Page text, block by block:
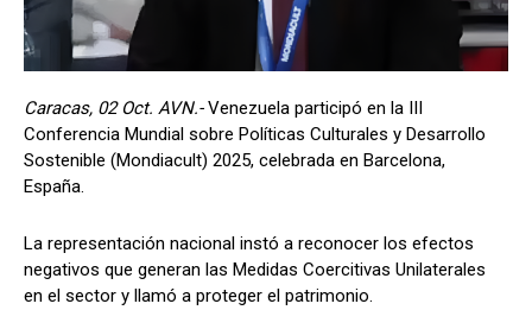
Caracas, 02 Oct. AVN.-Venezuela participó en la III
Conferencia Mundial sobre Políticas Culturales y Desarrollo
Sostenible (Mondiacult) 2025, celebrada en Barcelona,
España.
La representación nacional instó a reconocer los efectos
negativos que generan las Medidas Coercitivas Unilaterales
en el sector y llamó a proteger el patrimonio.